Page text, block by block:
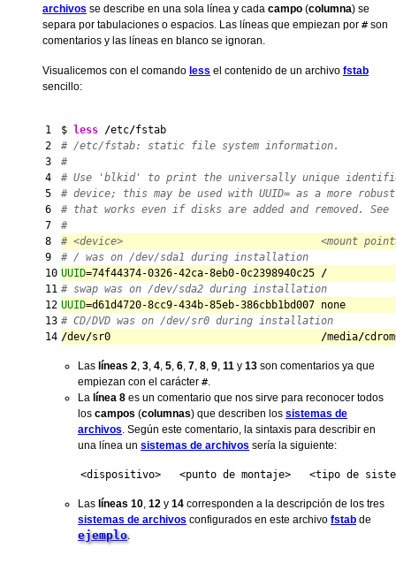
archivos se describe en una sola línea y cada campo (columna) se
separa por tabulaciones o espacios. Las líneas que empiezan por #son
comentarios y las líneas en blanco se ignoran.
Visualicemos con el comando less el contenido de un archivo fstab
sencillo:
1
2
3
4
5
6
7
8
9
10
11
12
13
$ less /etc/
# /etc/fstab: static file system information.
#
# Use 'blkid' to print the universally unique
# device; this may be used with UUID= as a more
# that works even if disks are added and removed.
#
# <device>                                <mount point>
# / was on /dev/sda1 during installation
UUID=74f44374-0326-42ca-8eb0-0c2398940c25 /
# swap was on /dev/sda2 during installation
UUID=d61d4720-8cc9-434b-85eb-
# CD/DVD was on /dev/sr0 during installation
/dev/sr0 /media/
Las líneas 2, 3, 4, 5, 6, 7, 8, 9, 11 y 13 son comentarios ya que
empiezan con el carácter #.
La línea 8 es un comentario que nos sirve para reconocer todos
los campos (columnas) que describen los sistemas de
archivos. Según este comentario, la sintaxis para describir en
una línea un sistemas de archivos sería la siguiente:
<dispositivo>   <punto de montaje>   <tipo de
Las líneas 10, 12 y 14 corresponden a la descripción de los tres
sistemas de archivos configurados en este archivo fstab de
ejemplo.